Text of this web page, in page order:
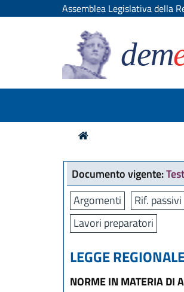
Assemblea Legislativa della
dem
Documento vigente:
Argomenti
Rif. passivi
Lavori preparatori
LEGGE
NORME IN MATERIA DI